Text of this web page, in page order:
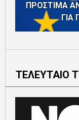
ΠΡΟΣΤΙΜΑ
ΓΙΑ
ΤΕΛΕΥΤΑΙΟ